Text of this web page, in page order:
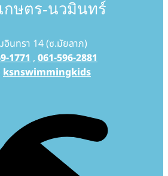
กษตร-นวมินทร์
อินทรา 14 (ซ.มัยลาภ)
1771, 061-596-2881
ksnswimmingkids